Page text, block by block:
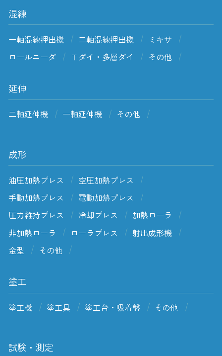
混練
一軸混練押出機 二軸混練押出機
ミキサ
ロールニーダ
Ｔダイ・多層ダイ その他
延伸
二軸延伸機 一軸延伸機 その他
成形
油圧加熱プレス
空圧加熱プレス
手動加熱プレス
電動加熱プレス
圧力維持プレス
冷却プレス
加熱ローラ
非加熱ローラ
ローラプレス
射出成形機
金型
その他
塗工
塗工機 塗工具 塗工台・吸着盤 その他
試験・測定